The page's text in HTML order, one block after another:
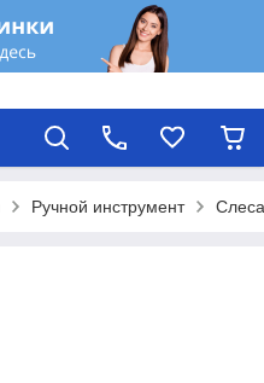
Ручной инструмент